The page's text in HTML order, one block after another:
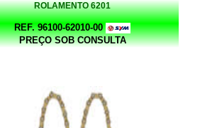
ROLAMENTO 6201
REF. 96100-62010-00
PREÇO SOB CONSULTA